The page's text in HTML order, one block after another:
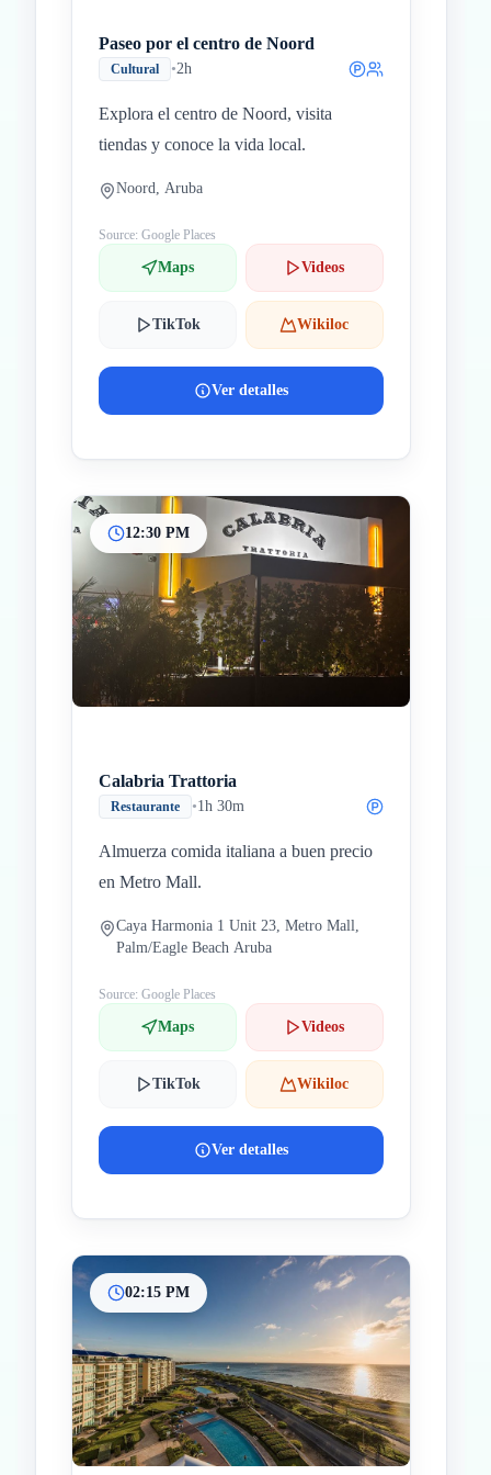
Paseo por el centro de Noord
Cultural •2h
Explora el centro de Noord, visita
tiendas y conoce la vida local.
Noord, Aruba
Source: Google Places
Maps Videos
TikTok Wikiloc
Ver detalles
12:30 PM
Calabria Trattoria
Restaurante •1h 30m
Almuerza comida italiana a buen precio
en Metro Mall.
Caya Harmonia 1 Unit 23, Metro Mall,
Palm/Eagle Beach Aruba
Source: Google Places
Maps Videos
TikTok Wikiloc
Ver detalles
02:15 PM